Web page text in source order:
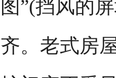
图”(挡风的
齐。老式房